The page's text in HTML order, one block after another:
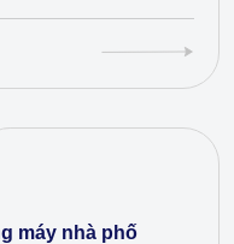
máy nhà phố